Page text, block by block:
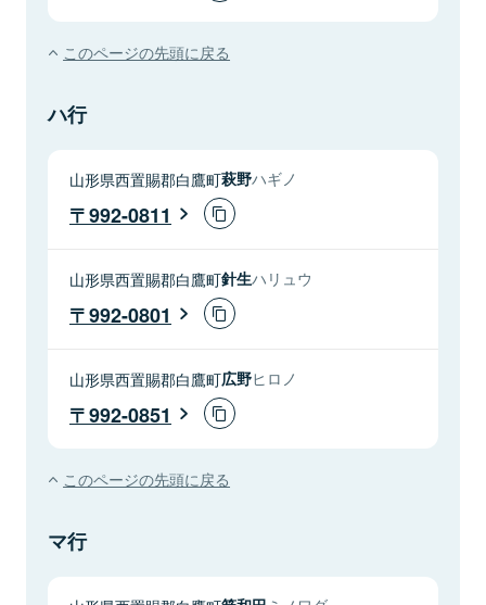
このページの先頭に戻る
ハ行
山形県西置賜郡白鷹町萩野ハギノ
992-0811
山形県西置賜郡白鷹町針生ハリュウ
992-0801
山形県西置賜郡白鷹町広野ヒロノ
992-0851
このページの先頭に戻る
マ行